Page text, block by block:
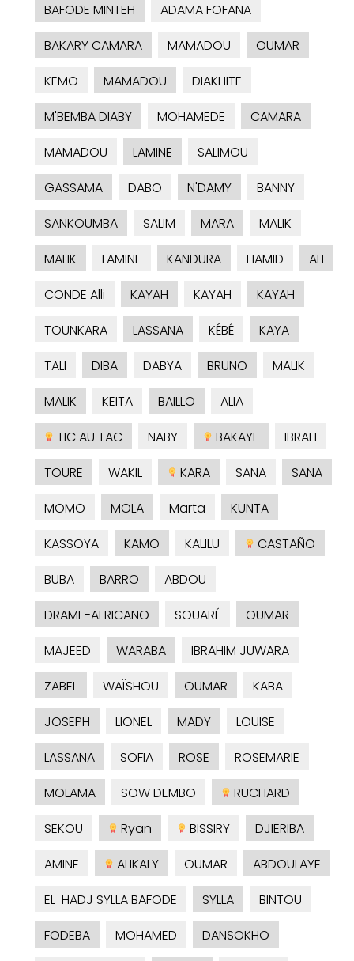
BAFODE MINTEH
ADAMA FOFANA
BAKARY CAMARA
MAMADOU
OUMAR
KEMO
MAMADOU
DIAKHITE
M'BEMBA DIABY
MOHAMEDE
CAMARA
MAMADOU
LAMINE
SALIMOU
GASSAMA
DABO N'DAMY
BANNY
SANKOUMBA
SALIM MARA
MALIK
MALIK
LAMINE KANDURA HAMID
ALI
CONDE Alli
KAYAH KAYAH
KAYAH
TOUNKARA
LASSANA KÉBÉ
KAYA
TALI
DIBA DABYA BRUNO
MALIK
MALIK
KEITA BAILLO
ALIA
TIC AU TAC
NABY BAKAYE
IBRAH
TOURE
WAKIL KARA SANA
SANA
MOMO
MOLA Marta
KUNTA
KASSOYA
KAMO KALILU
CASTAÑO
BUBA
BARRO
ABDOU
DRAME-AFRICANO
SOUARÉ
OUMAR
MAJEED
WARABA
IBRAHIM JUWARA
ZABEL
WAÏSHOU OUMAR
KABA
JOSEPH
LIONEL MADY
LOUISE
LASSANA
SOFIA ROSE
ROSEMARIE
MOLAMA
SOW DEMBO
RUCHARD
SEKOU
Ryan BISSIRY
DJIERIBA
AMINE
ALIKALY OUMAR
ABDOULAYE
EL-HADJ SYLLA BAFODE
SYLLA
BINTOU
FODEBA
MOHAMED
DANSOKHO